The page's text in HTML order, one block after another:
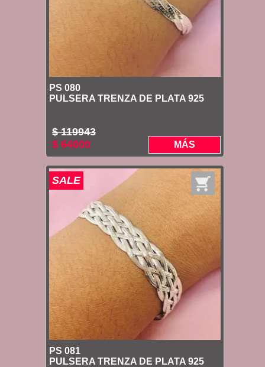
PS 080
PULSERA TRENZA DE PLATA 925
$ 119943
$ 64000
MÁS
SALE
PS 081
PULSERA TRENZA DE PLATA 925